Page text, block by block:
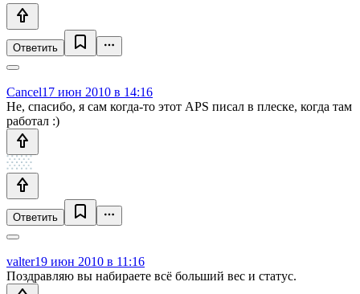
Ответить
Cancel17 июн 2010 в 14:16
Не, спасибо, я сам когда-то этот APS писал в плеске, когда там
работал :)
Ответить
valter19 июн 2010 в 11:16
Поздравляю вы набираете всё больший вес и статус.